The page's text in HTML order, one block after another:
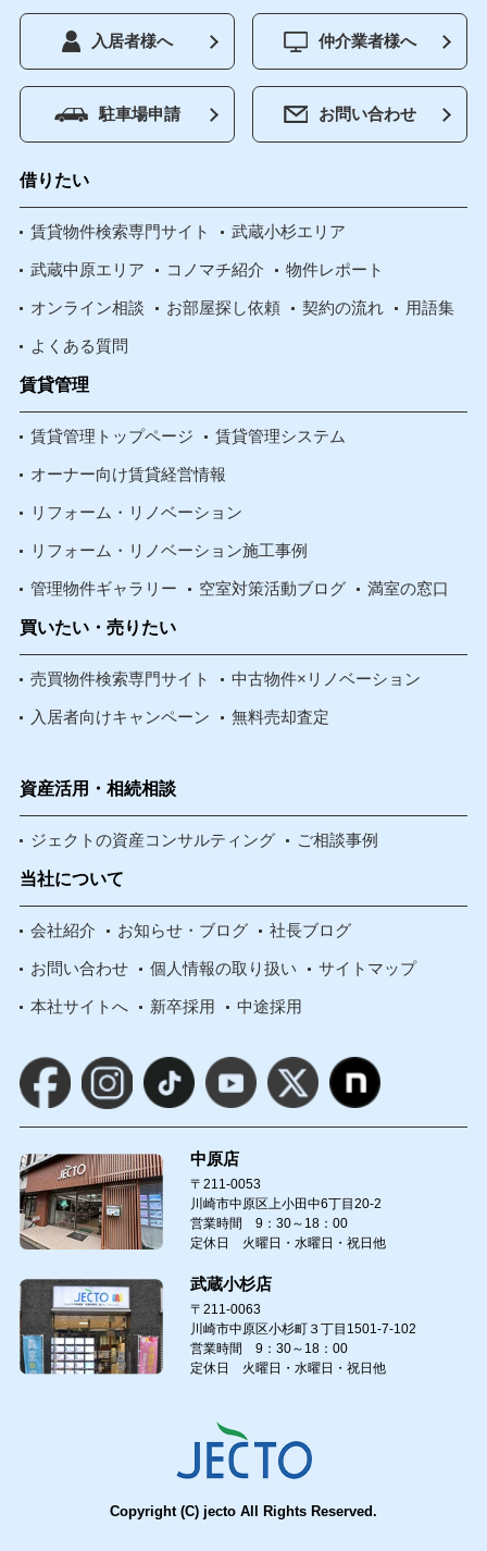
入居者様へ 仲介業者様へ
駐車場申請 お問い合わせ
借りたい
賃貸物件検索専門サイト 武蔵小杉エリア
武蔵中原エリア コノマチ紹介 物件レポート
オンライン相談 お部屋探し依頼 契約の流れ 用語集
よくある質問
賃貸管理
賃貸管理トップページ 賃貸管理システム
オーナー向け賃貸経営情報
リフォーム・リノベーション
リフォーム・リノベーション施工事例
管理物件ギャラリー 空室対策活動ブログ 満室の窓口
買いたい・売りたい
売買物件検索専門サイト 中古物件×リノベーション
入居者向けキャンペーン 無料売却査定
資産活用・相続相談
ジェクトの資産コンサルティング ご相談事例
当社について
会社紹介 お知らせ・ブログ 社長ブログ
お問い合わせ 個人情報の取り扱い サイトマップ
本社サイトへ 新卒採用 中途採用
中原店
〒211-0053
川崎市中原区上小田中6丁目20-2
営業時間 9：30～18：00
定休日 火曜日・水曜日・祝日他
武蔵小杉店
〒211-0063
川崎市中原区小杉町３丁目1501-7-102
営業時間 9：30～18：00
定休日 火曜日・水曜日・祝日他
Copyright (C) jecto All Rights Reserved.